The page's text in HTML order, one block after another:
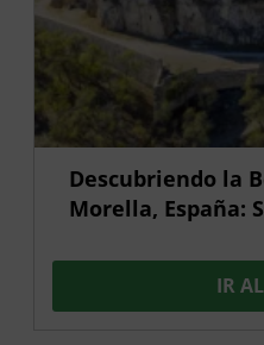
Descubriendo la
Morella, España:
IR